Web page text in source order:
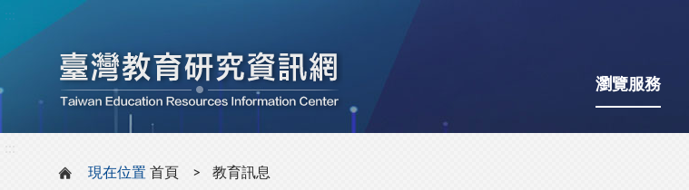
瀏覽服務
現在位置 首頁 教育訊息